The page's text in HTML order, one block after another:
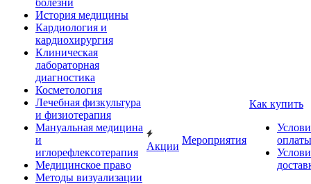
болезни
История медицины
Кардиология и
кардиохирургия
Клиническая
лабораторная
диагностика
Косметология
Лечебная физкультура
и физиотерапия
Мануальная медицина
и
иглорефлексотерапия
Медицинское право
Методы визуализации
Акции
Мероприятия
Как купить
оплаты